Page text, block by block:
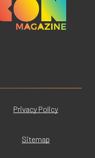
Privacy Policy
Sitemap